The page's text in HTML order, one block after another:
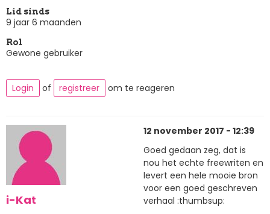
Lid sinds
9 jaar 6 maanden
Rol
Gewone gebruiker
Login of registreer om te reageren
i-Kat
12 november 2017 - 12:39
Goed gedaan zeg, dat is
nou het echte freewriten en
levert een hele mooie bron
voor een goed geschreven
verhaal :thumbsup: